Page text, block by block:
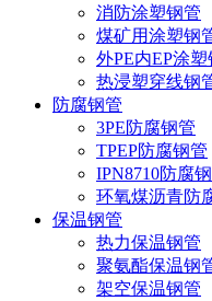
消防涂塑钢管
煤矿用涂塑钢
外PE内EP涂塑
热浸塑穿线钢
防腐钢管
3PE防腐钢管
TPEP防腐钢管
IPN8710防腐
环氧煤沥青防
保温钢管
热力保温钢管
聚氨酯保温钢
架空保温钢管